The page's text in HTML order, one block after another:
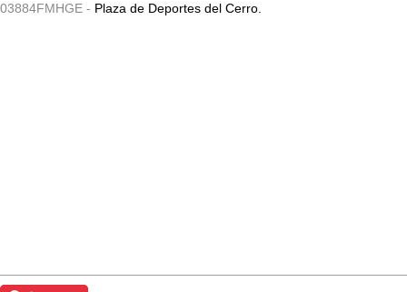
03884FMHGE - Plaza de Deportes del Cerro.